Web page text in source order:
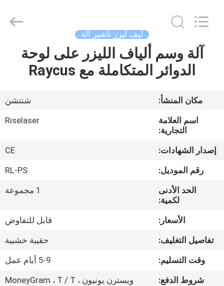
مسكن
عرض
الافتراضي
معلومات
جولة
في
المعمل
Technology
ليف ليزر تأشير آلة
آلة وسم ألياف الليزر على لوحة
الدوائر المتكاملة مع Raycus
مكان المنشأ:
شنتشن
اسم العلامة
التجارية:
Riselaser
إصدار الشهادات:
CE
رقم الموديل:
RL-PS
الحد الأدنى
لكمية:
1 مجموعة
الأسعار:
قابل للتفاوض
تفاصيل التغليف:
حقيبة خشبية
وقت التسليم:
5-9 أيام عمل
شروط الدفع:
ويسترن يونيون ، MoneyGram ، T / T